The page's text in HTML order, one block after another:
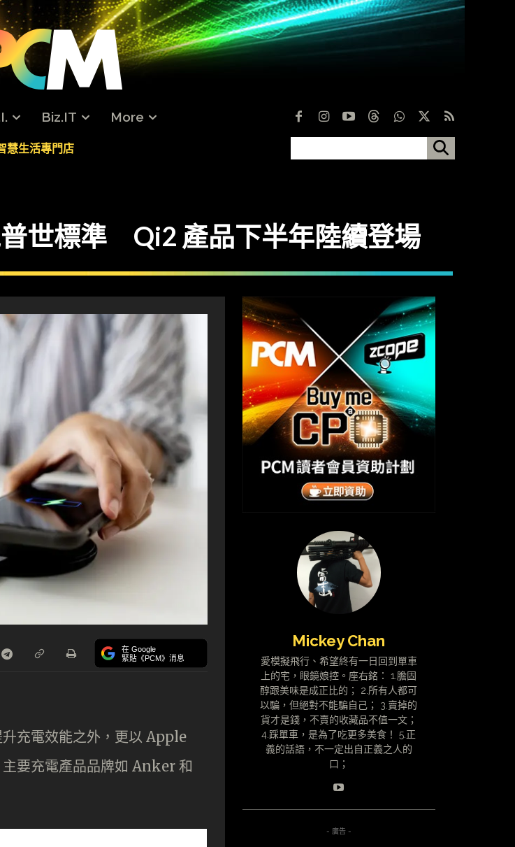
Biz.IT More
慧生活專門店
普世標準 Qi2 產品下半年陸續登場
在 Google
緊貼《PCM》消息
升充電效能之外，更以 Apple
要充電產品品牌如 Anker 和
Mickey Chan
愛模擬飛行、希望終有一日回到單車
上的宅，眼鏡娘控。座右銘： 1.膽固
醇跟美味是成正比的； 2.所有人都可
以騙，但絕對不能騙自己； 3.賣掉的
貨才是錢，不賣的收藏品不值一文；
4.踩單車，是為了吃更多美食！ 5.正
義的話語，不一定出自正義之人的
口；
- 廣告 -